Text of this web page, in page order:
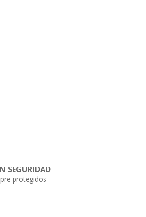
SEGURIDAD
protegidos